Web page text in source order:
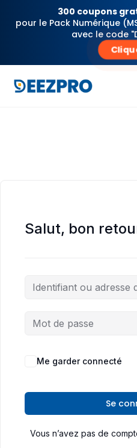
300 coupons
pour le Pack Numérique
avec le code
content
Salut, bon
Me garder connecté
Se
Vous n’avez pas de